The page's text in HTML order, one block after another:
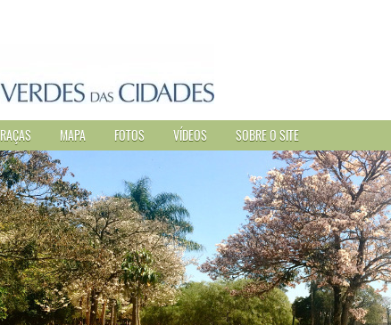
MAPA FOTOS VÍDEOS SOBRE O SITE